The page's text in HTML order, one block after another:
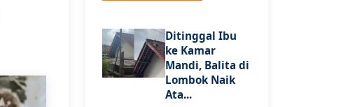
Ditinggal Ibu
ke Kamar
Mandi, Balita di
Lombok Naik
Ata...